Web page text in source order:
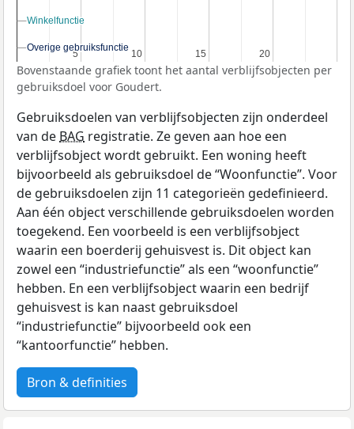
5
5 10
10 15
15 20
20
Winkelfunctie
Winkelfunctie
Overige gebruiksfunctie
Overige gebruiksfunctie
Bovenstaande grafiek toont het aantal verblijfsobjecten per
gebruiksdoel voor Goudert.
Gebruiksdoelen van verblijfsobjecten zijn onderdeel
van de BAG registratie. Ze geven aan hoe een
verblijfsobject wordt gebruikt. Een woning heeft
bijvoorbeeld als gebruiksdoel de “Woonfunctie”. Voor
de gebruiksdoelen zijn 11 categorieën gedefinieerd.
Aan één object verschillende gebruiksdoelen worden
toegekend. Een voorbeeld is een verblijfsobject
waarin een boerderij gehuisvest is. Dit object kan
zowel een “industriefunctie” als een “woonfunctie”
hebben. En een verblijfsobject waarin een bedrijf
gehuisvest is kan naast gebruiksdoel
“industriefunctie” bijvoorbeeld ook een
“kantoorfunctie” hebben.
Bron & definities